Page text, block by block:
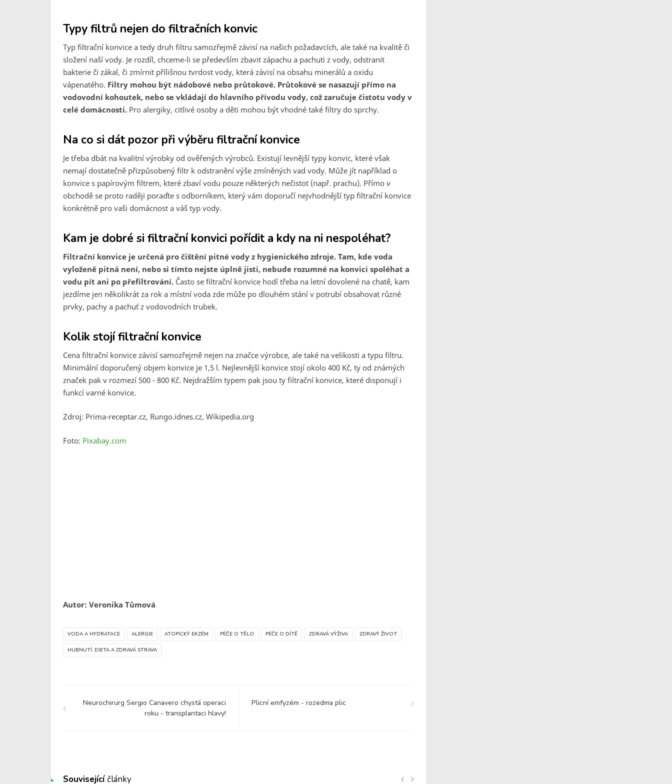
Typy filtrů nejen do filtračních konvic
Typ filtrační konvice a tedy druh filtru samozřejmě závisí na našich požadavcích, ale také na kvalitě či
složení naší vody. Je rozdíl, chceme-li se především zbavit zápachu a pachuti z vody, odstranit
bakterie či zákal, či zmírnit přílišnou tvrdost vody, která závisí na obsahu minerálů a oxidu
vápenatého. Filtry mohou být nádobové nebo průtokové. Průtokové se nasazují přímo na
vodovodní kohoutek, nebo se vkládají do hlavního přívodu vody, což zaručuje čistotu vody v
celé domácnosti. Pro alergiky, citlivé osoby a děti mohou být vhodné také filtry do sprchy.
Na co si dát pozor při výběru filtrační konvice
Je třeba dbát na kvalitní výrobky od ověřených výrobců. Existují levnější typy konvic, které však
nemají dostatečně přizpůsobený filtr k odstranění výše zmíněných vad vody. Může jít například o
konvice s papírovým filtrem, které zbaví vodu pouze některých nečistot (např. prachu). Přímo v
obchodě se proto raději poraďte s odborníkem, který vám doporučí nejvhodnější typ filtrační konvice
konkrétně pro vaši domácnost a váš typ vody.
Kam je dobré si filtrační konvici pořídit a kdy na ni nespoléhat?
Filtrační konvice je určená pro čištění pitné vody z hygienického zdroje. Tam, kde voda
vyloženě pitná není, nebo si tímto nejste úplně jisti, nebude rozumné na konvici spoléhat a
vodu pít ani po přefiltrování. Často se filtrační konvice hodí třeba na letní dovolené na chatě, kam
jezdíme jen několikrát za rok a místní voda zde může po dlouhém stání v potrubí obsahovat různé
prvky, pachy a pachuť z vodovodních trubek.
Kolik stojí filtrační konvice
Cena filtrační konvice závisí samozřejmě nejen na značce výrobce, ale také na velikosti a typu filtru.
Minimální doporučený objem konvice je 1,5 l. Nejlevnější konvice stojí okolo 400 Kč, ty od známých
značek pak v rozmezí 500 - 800 Kč. Nejdražším typem pak jsou ty filtrační konvice, které disponují i
funkcí varné konvice.
Zdroj: Prima-receptar.cz, Rungo.idnes.cz, Wikipedia.org
Foto: Pixabay.com
Autor: Veronika Tůmová
VODA A HYDRATACE ALERGIE ATOPICKÝ EKZÉM PÉČE O TĚLO PÉČE O DÍTĚ ZDRAVÁ VÝŽIVA ZDRAVÝ ŽIVOT
HUBNUTÍ, DIETA A ZDRAVÁ STRAVA
Neurochirurg Sergio Canavero chystá operaci
roku - transplantaci hlavy!
Plicní emfyzém - rozedma plic
Souvisejícíčlánky